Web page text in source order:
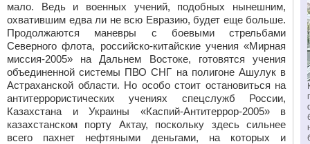
мало. Ведь и военных учений, подобных нынешним,
охватившим едва ли не всю Евразию, будет еще больше.
Продолжаются маневры с боевыми стрельбами
Северного флота, российско-китайские учения «Мирная
миссия-2005» на Дальнем Востоке, готовятся учения
объединенной системы ПВО СНГ на полигоне Ашулук в
Астраханской области. Но особо стоит остановиться на
антитеррористических учениях спецслужб России,
Казахстана и Украины «Каспий-Антитеррор-2005» в
казахстанском порту Актау, поскольку здесь сильнее
всего пахнет нефтяными деньгами, на которых и